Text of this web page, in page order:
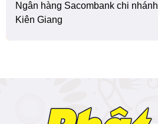
Ngân hàng Sacombank chi nhánh
Kiên Giang